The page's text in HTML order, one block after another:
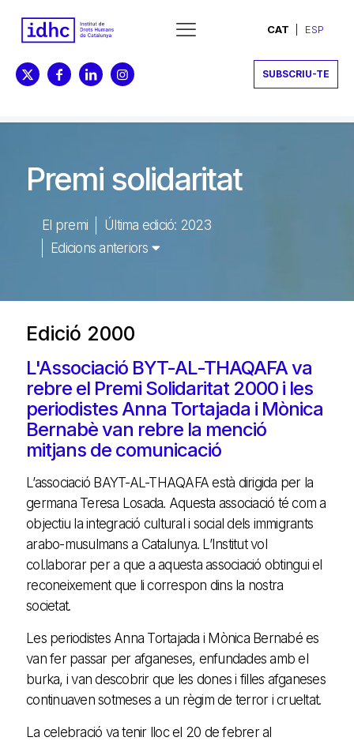
CAT ESP
SUBSCRIU-TE
Premi solidaritat
El premi
Última edició: 2023
Edicions anteriors
Edició 2000
L'Associació BYT-AL-THAQAFA va
rebre el Premi Solidaritat 2000 i les
periodistes Anna Tortajada i Mònica
Bernabè van rebre la menció
mitjans de comunicació
L’associació BAYT-AL-THAQAFA està dirigida per la
germana Teresa Losada. Aquesta associació té com a
objectiu la integració cultural i social dels immigrants
arabo-musulmans a Catalunya. L’Institut vol
col.laborar per a que a aquesta associació obtingui el
reconeixement que li correspon dins la nostra
societat.
Les periodistes Anna Tortajada i Mònica Bernabé es
van fer passar per afganeses, enfundades amb el
burka, i van descobrir que les dones i filles afganeses
continuaven sotmeses a un règim de terror i crueltat.
La celebració va tenir lloc el 20 de febrer al